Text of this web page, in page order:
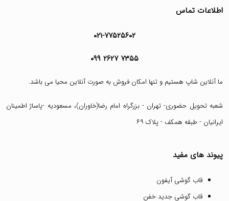
اطلاعات تماس
۰۲۱-۷۷۵۲۵۶۰۲
۰۹۹ ۲۶۲۷ ۷۳۵۵
ما آنلاین شاپ هستیم و تنها امکان فروش به صورت آنلاین محیا می باشد.
شعبه تحویل حضوری- تهران - بزرگراه امام رضا(خاوران)، مسعودیه -پاساژ اطمینان
ایرانیان - طبقه همکف - پلاک ۶۹
پیوند های مفید
قاب گوشی آیفون
قاب گوشی جدید خفن